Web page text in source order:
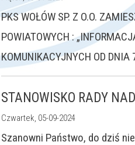
PKS WOŁÓW SP. Z O.O.
POWIATOWYCH :
KOMUNIKACYJNYCH OD
STANOWISKO RADY
Czwartek, 05-09-2024
Szanowni Państwo, do dziś